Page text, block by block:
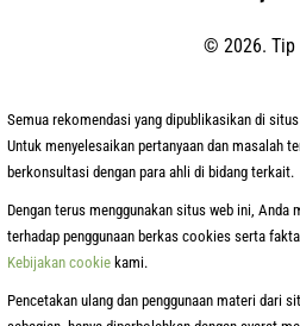
© 2026. Tip
Semua rekomendasi yang dipublikasikan di
Untuk menyelesaikan pertanyaan dan masalah
berkonsultasi dengan para ahli di bidang terkait.
Dengan terus menggunakan situs web ini, Anda
terhadap penggunaan berkas cookies serta
Kebijakan cookie kami.
Pencetakan ulang dan penggunaan materi dari